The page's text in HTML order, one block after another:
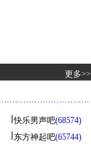
更多>>
快乐男声吧(68574)
东方神起吧(65744)